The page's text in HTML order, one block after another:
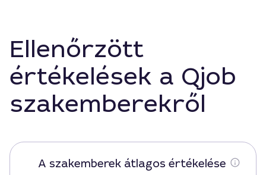
Ellenőrzött
értékelések a Qjob
szakemberekről
A szakemberek átlagos értékelése